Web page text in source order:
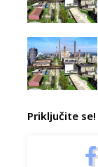
Priključite se!